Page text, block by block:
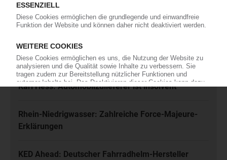
und akzeptiere diese.
Jetzt kostenfrei abonnieren
Meistgelesen
Karl Hess: Automobilzulieferer ist insolvent
Rhein-Niedrigwasser: Zahlreiche Force-Majeure-
Erklärungen
KED Ahead: Deutscher Fahrradhelm-Hersteller